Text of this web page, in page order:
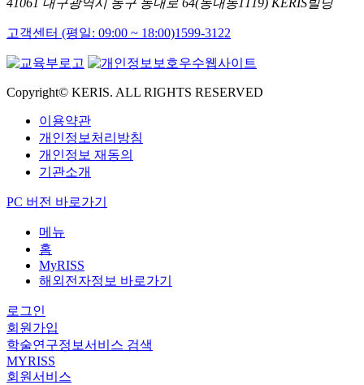
41061 대구광역시 동구 동내로 64(동내동1119) KERIS빌딩
고객센터 (평일: 09:00 ~ 18:00)1599-3122
Copyright© KERIS. ALL RIGHTS RESERVED
이용약관
개인정보처리방침
개인정보 재동의
기관소개
PC 버전 바로가기
메뉴
홈
MyRISS
해외전자정보 바로가기
로그인
회원가입
학술연구정보서비스 검색
MYRISS
회원서비스